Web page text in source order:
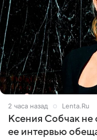
2 часа назад Lenta.Ru
Ксения Собчак не
ее интервью